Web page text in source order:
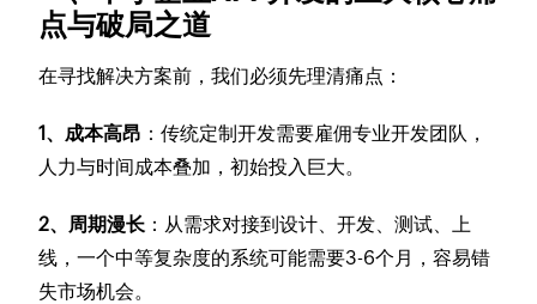
点与破局之道
在寻找解决方案前，我们必须先理清痛点：
1、成本高昂 ：传统定制开发需要雇佣专业开发团队，
人力与时间成本叠加，初始投入巨大。
2、周期漫长 ：从需求对接到设计、开发、测试、上
线，一个中等复杂度的系统可能需要3-6个月，容易错
失市场机会。